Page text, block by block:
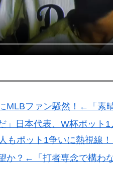
説扱い】海外「バムの83点
土木技術の完全勝利をご覧
レゼントが山積みなのに誰
土木技術の完全勝利をご覧
に作る感じがしない・・・」
応】
MLBファン騒然！←「素
」日本代表、W杯ポット
もポット1争いに熱視線！
か？←「打者専念で構わ